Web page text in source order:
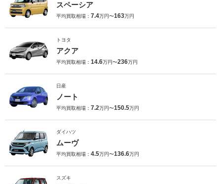
スペーシア
平均買取相場： 7.4万円〜163万円
トヨタ
アクア
平均買取相場： 14.6万円〜236万円
日産
ノート
平均買取相場： 7.2万円〜150.5万円
ダイハツ
ムーヴ
平均買取相場： 4.5万円〜136.6万円
スズキ